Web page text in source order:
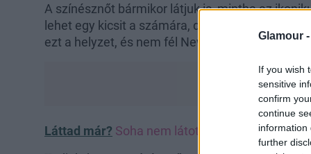
Glamour -
If you wish
sensitive
confirm
continue
information
further
A színésznőt bármikor látjuk is, mintha az
lehet egy kicsit a számára, de mi inkább úgy
ezt a helyzet, és nem fél New York
Láttad már? Soha nem látott jelent került elő a